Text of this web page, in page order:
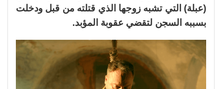
(عبلة) التي تشبه زوجها الذي قتلته من قبل ودخلت
بسببه السجن لتقضي عقوبة المؤبد.